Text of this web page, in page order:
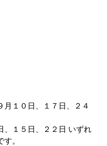
月１０日、１７日、２４
、１５日、２２日 いずれ
。